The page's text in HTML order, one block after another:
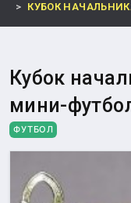
КУБОК
Кубок
мини-
ФУТБОЛ